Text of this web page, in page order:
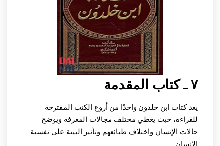
٧ ـ كتاب المقدمة
يعد كتاب ابن خلدون واحدًا من أروع الكتب المقترحة
للقراءة، حيث يغطي مختلف مجالات المعرفة ويوضح
حالات الإنسان واختلاف طبائعهم وتأثير البيئة على نفسية
الإنسان.